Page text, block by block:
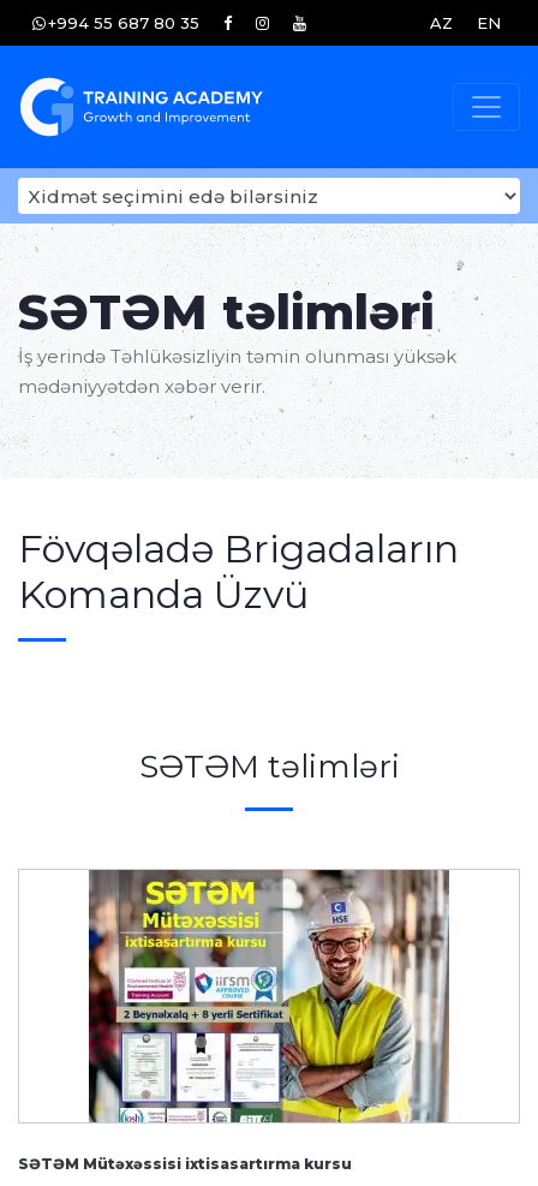
+994 55 687 80 35 AZ EN
SƏTƏM təlimləri
İş yerində Təhlükəsizliyin təmin olunması yüksək
mədəniyyətdən xəbər verir.
Fövqəladə Brigadaların
Komanda Üzvü
SƏTƏM təlimləri
SƏTƏM Mütəxəssisi ixtisasartırma kursu